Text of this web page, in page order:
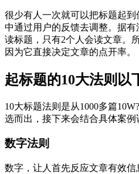
很少有人一次就可以把标题起
中通过用户的反馈去调整。据
读标题，只有2个人会读文章。
因为它直接决定文章的点开率。
起标题的10大法则以
10大标题法则是从1000多篇
选而出，接下来会结合具体案例
数字法则
数字，让人首先反应文章有效